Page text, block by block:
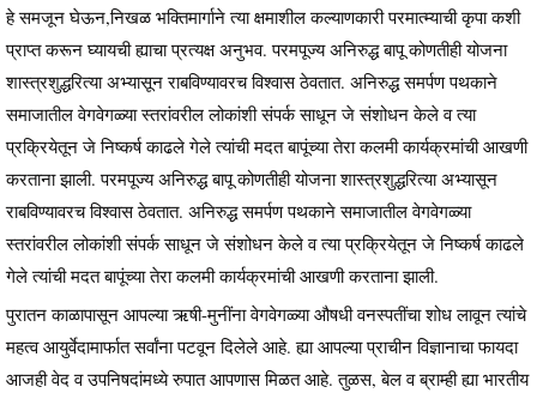
हे समजून घेऊन,निखळ भक्तिमार्गाने त्या क्षमाशील कल्याणकारी परमात्म्याची कृपा कशी
प्राप्त करून घ्यायची ह्याचा प्रत्यक्ष अनुभव. परमपूज्य अनिरुद्ध बापू कोणतीही योजना
शास्त्रशुद्धरित्या अभ्यासून राबविण्यावरच विश्वास ठेवतात. अनिरुद्ध समर्पण पथकाने
समाजातील वेगवेगळ्या स्तरांवरील लोकांशी संपर्क साधून जे संशोधन केले व त्या
प्रक्रियेतून जे निष्कर्ष काढले गेले त्यांची मदत बापूंच्या तेरा कलमी कार्यक्रमांची आखणी
करताना झाली. परमपूज्य अनिरुद्ध बापू कोणतीही योजना शास्त्रशुद्धरित्या अभ्यासून
राबविण्यावरच विश्वास ठेवतात. अनिरुद्ध समर्पण पथकाने समाजातील वेगवेगळ्या
स्तरांवरील लोकांशी संपर्क साधून जे संशोधन केले व त्या प्रक्रियेतून जे निष्कर्ष काढले
गेले त्यांची मदत बापूंच्या तेरा कलमी कार्यक्रमांची आखणी करताना झाली.
पुरातन काळापासून आपल्या ऋषी-मुनींना वेगवेगळ्या औषधी वनस्पतींचा शोध लावून त्यांचे
महत्व आयुर्वेदामार्फात सर्वांना पटवून दिलेले आहे. ह्या आपल्या प्राचीन विज्ञानाचा फायदा
आजही वेद व उपनिषदांमध्ये रुपात आपणास मिळत आहे. तुळस, बेल व ब्राम्ही ह्या भारतीय